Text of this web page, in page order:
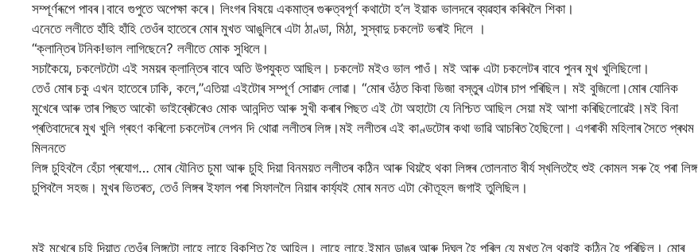
সম্পূৰ্ণৰূপে পাবৰ।বাবে গুপুতে অপেক্ষা কৰে। লিংগৰ বিষয়ে একমাত্ৰ গুৰুত্বপূৰ্ণ কথাটো হ’ল ইয়াক ভালদৰে ব্যৱহাৰ কৰিবলৈ শিকা।
এনেতে ললীতে হাঁহি হাঁহি তেওঁৰ হাতেৰে মোৰ মুখত আঙুলিৰে এটা ঠাণ্ডা, মিঠা, সুস্বাদু চকলেট ভৰাই দিলে ।
“ক্লান্তিৰ টনিক!ভাল লাগিছেনে? ললীতে মোক সুধিলে।
সচাকৈয়ে, চকলেটটো এই সময়ৰ ক্লান্তিৰ বাবে অতি উপযুক্ত আছিল। চকলেট মইও ভাল পাওঁ। মই আৰু এটা চকলেটৰ বাবে পুনৰ মুখ খুলিছিলো।
তেওঁ মোৰ চকু এখন হাতেৰে ঢাকি, কলে,”এতিয়া এইটোৰ সম্পূৰ্ণ সোৱাদ লোৱা। “মোৰ ওঁঠত কিবা ভিজা বস্তুৰ এটাৰ চাপ পৰিছিল। মই বুজিলো।মোৰ যোনিক
মুখেৰে আৰু তাৰ পিছত আকৌ ভাইব্ৰেটৰেও মোক আনন্দিত আৰু সুখী কৰাৰ পিছত এই টো অহাটো যে নিশ্চিত আছিল সেয়া মই আশা কৰিছিলোৱেই।মই বিনা
প্ৰতিবাদেৰে মুখ খুলি গ্ৰহণ কৰিলো চকলেটৰ লেপন দি থোৱা ললীতৰ লিঙ্গ।মই ললীতৰ এই কাণ্ডটোৰ কথা ভাৱি আচৰিত হৈছিলো। এগৰাকী মহিলাৰ সৈতে প্ৰথম
মিলনতে
লিঙ্গ চুহিবলৈ হেঁচা প্ৰযোগ… মোৰ যৌনিত চুমা আৰু চুহি দিয়া বিনময়ত ললীতৰ কঠিন আৰু থিয়হৈ থকা লিঙ্গৰ তোলনাত বীৰ্য স্খলিতহৈ শুই কোমল সৰু হৈ পৰা লিঙ্গ
চুপিবলৈ সহজ। মুখৰ ভিতৰত, তেওঁ লিঙ্গৰ ইফাল পৰা সিফাললৈ নিয়াৰ কাৰ্য্য‌ই মোৰ মনত এটা কৌতূহল জগাই তুলিছিল।
মই মুখেৰে চুহি দিয়াত তেওঁৰ লিঙ্গটো লাহে লাহে বিকশিত হৈ আহিল। লাহে লাহে,ইমান ডাঙৰ আৰু দিঘল হৈ পৰিল যে মুখত লৈ থকাই কঠিন হৈ পৰিছিল। মোৰ